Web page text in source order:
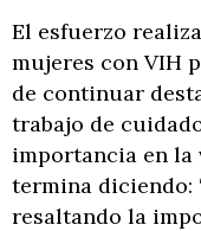
El esfuerzo
mujeres con VIH
de continuar
trabajo de
importancia en la
termina diciendo:
resaltando la